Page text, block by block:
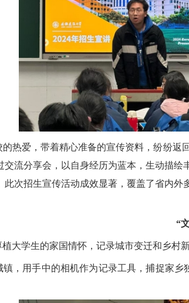
热爱，带着精心准备的宣传资料，纷纷
流分享会，以自身经历为蓝本，生动描
此次招生宣传活动成效显著，覆盖了省内
“
大学生的家国情怀，记录城市变迁和乡村
镇，用手中的相机作为记录工具，捕捉家